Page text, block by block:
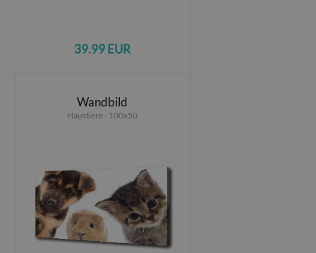
39.99 EUR
Wandbild
Haustiere - 100x50